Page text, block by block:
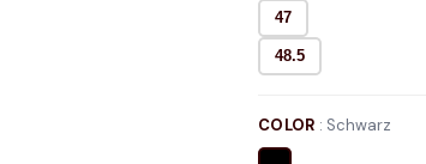
47
48.5
COLOR : Schwarz